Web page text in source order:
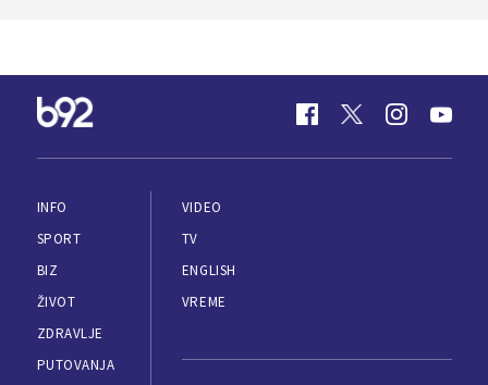
INFO
SPORT
BIZ
ŽIVOT
ZDRAVLJE
PUTOVANJA
VIDEO
TV
ENGLISH
VREME